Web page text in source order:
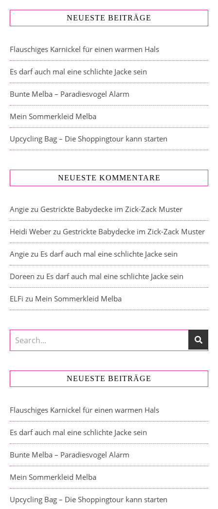
NEUESTE BEITRÄGE
Flauschiges Karnickel für einen warmen Hals
Es darf auch mal eine schlichte Jacke sein
Bunte Melba – Paradiesvogel Alarm
Mein Sommerkleid Melba
Upcycling Bag – Die Shoppingtour kann starten
NEUESTE KOMMENTARE
Angie zu Gestrickte Babydecke im Zick-Zack Muster
Heidi Weber zu Gestrickte Babydecke im Zick-Zack Muster
Angie zu Es darf auch mal eine schlichte Jacke sein
Doreen zu Es darf auch mal eine schlichte Jacke sein
ELFi zu Mein Sommerkleid Melba
NEUESTE BEITRÄGE
Flauschiges Karnickel für einen warmen Hals
Es darf auch mal eine schlichte Jacke sein
Bunte Melba – Paradiesvogel Alarm
Mein Sommerkleid Melba
Upcycling Bag – Die Shoppingtour kann starten